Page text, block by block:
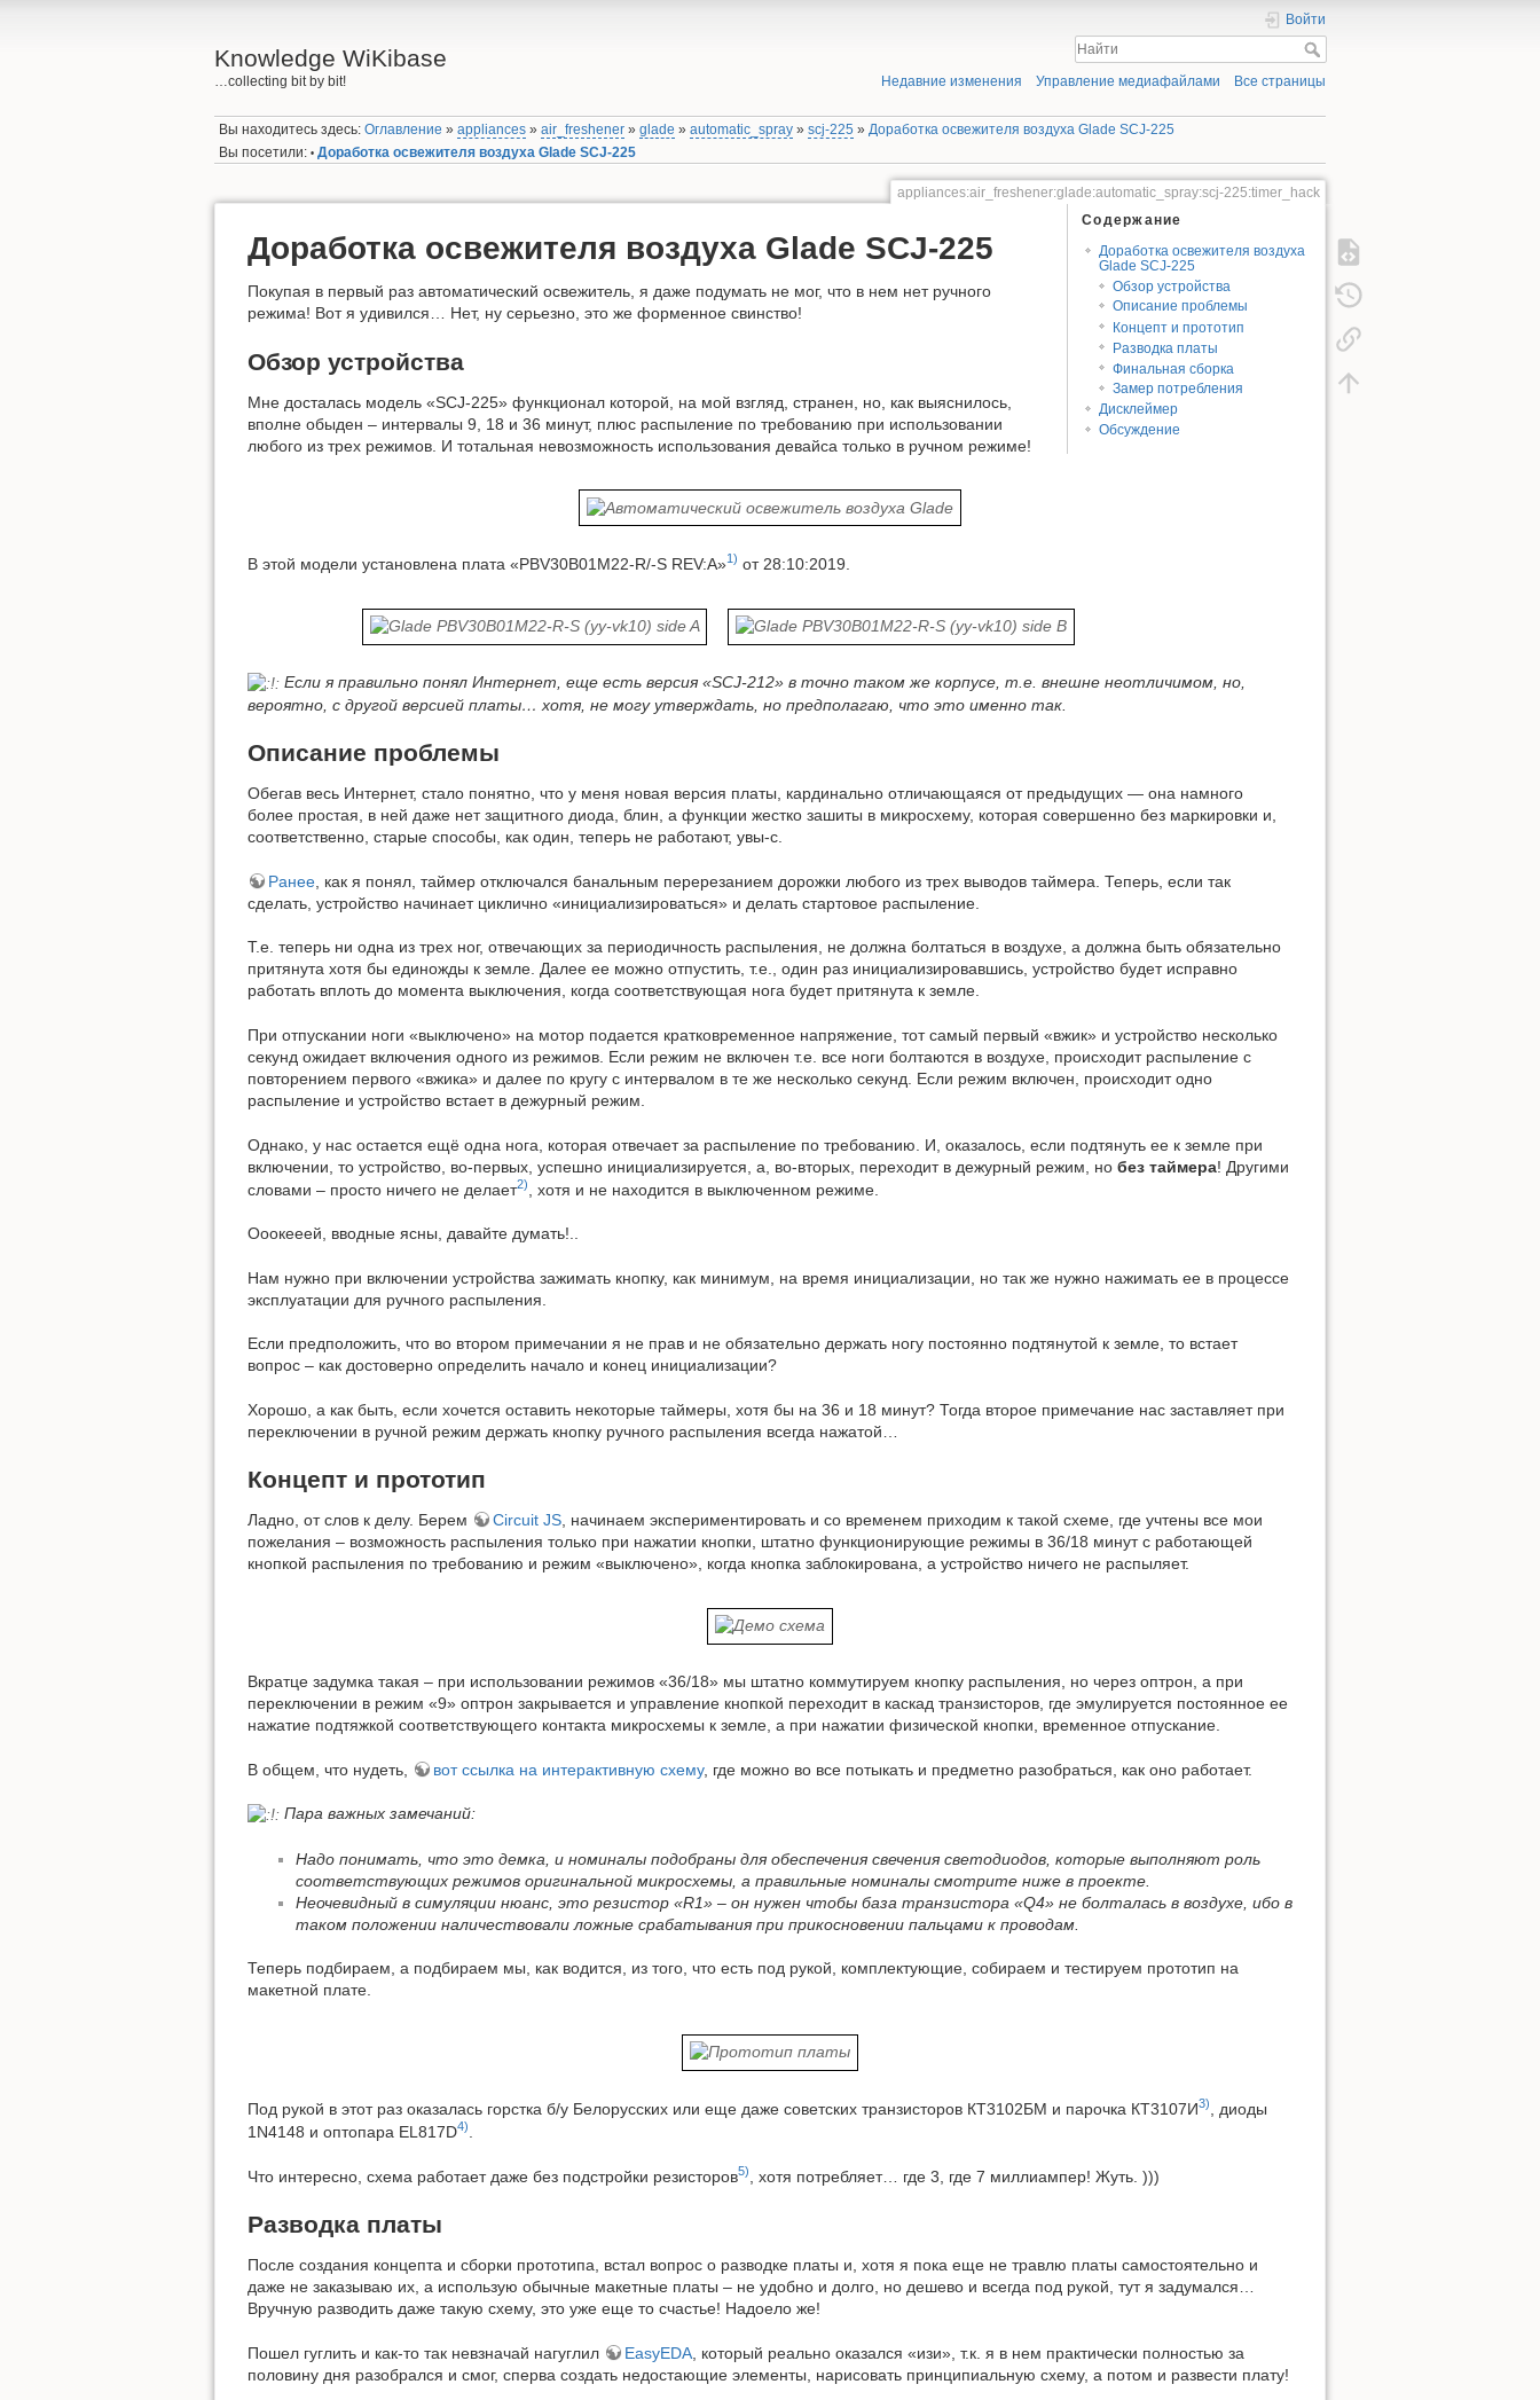
Knowledge WiKibase
…collecting bit by bit!
Войти
Недавние изменения Управление медиафайлами Все страницы
Вы находитесь здесь:Оглавление »appliances »air_freshener »glade »automatic_spray »scj-225 » Доработка освежителя воздуха Glade SCJ-225
Вы посетили: • Доработка освежителя воздуха Glade SCJ-225
appliances:air_freshener:glade:automatic_spray:scj-225:timer_hack
Содержание
Доработка освежителя воздуха
Glade SCJ-225
Обзор устройства
Описание проблемы
Концепт и прототип
Разводка платы
Финальная сборка
Замер потребления
Дисклеймер
Обсуждение
Доработка освежителя воздуха Glade SCJ-225
Покупая в первый раз автоматический освежитель, я даже подумать не мог, что в нем нет ручного
режима! Вот я удивился… Нет, ну серьезно, это же форменное свинство!
Обзор устройства
Мне досталась модель «SCJ-225» функционал которой, на мой взгляд, странен, но, как выяснилось,
вполне обыден – интервалы 9, 18 и 36 минут, плюс распыление по требованию при использовании
любого из трех режимов. И тотальная невозможность использования девайса только в ручном режиме!
В этой модели установлена плата «PBV30B01M22-R/-S REV:A»1) от 28:10:2019.
Если я правильно понял Интернет, еще есть версия «SCJ-212» в точно таком же корпусе, т.е. внешне неотличимом, но,
вероятно, с другой версией платы… хотя, не могу утверждать, но предполагаю, что это именно так.
Описание проблемы
Обегав весь Интернет, стало понятно, что у меня новая версия платы, кардинально отличающаяся от предыдущих — она намного
более простая, в ней даже нет защитного диода, блин, а функции жестко зашиты в микросхему, которая совершенно без маркировки и,
соответственно, старые способы, как один, теперь не работают, увы-с.
Ранее , как я понял, таймер отключался банальным перерезанием дорожки любого из трех выводов таймера. Теперь, если так
сделать, устройство начинает циклично «инициализироваться» и делать стартовое распыление.
Т.е. теперь ни одна из трех ног, отвечающих за периодичность распыления, не должна болтаться в воздухе, а должна быть обязательно
притянута хотя бы единожды к земле. Далее ее можно отпустить, т.е., один раз инициализировавшись, устройство будет исправно
работать вплоть до момента выключения, когда соответствующая нога будет притянута к земле.
При отпускании ноги «выключено» на мотор подается кратковременное напряжение, тот самый первый «вжик» и устройство несколько
секунд ожидает включения одного из режимов. Если режим не включен т.е. все ноги болтаются в воздухе, происходит распыление с
повторением первого «вжика» и далее по кругу с интервалом в те же несколько секунд. Если режим включен, происходит одно
распыление и устройство встает в дежурный режим.
Однако, у нас остается ещё одна нога, которая отвечает за распыление по требованию. И, оказалось, если подтянуть ее к земле при
включении, то устройство, во-первых, успешно инициализируется, а, во-вторых, переходит в дежурный режим, но без таймера! Другими
словами – просто ничего не делает2) , хотя и не находится в выключенном режиме.
Ооокееей, вводные ясны, давайте думать!..
Нам нужно при включении устройства зажимать кнопку, как минимум, на время инициализации, но так же нужно нажимать ее в процессе
эксплуатации для ручного распыления.
Если предположить, что во втором примечании я не прав и не обязательно держать ногу постоянно подтянутой к земле, то встает
вопрос – как достоверно определить начало и конец инициализации?
Хорошо, а как быть, если хочется оставить некоторые таймеры, хотя бы на 36 и 18 минут? Тогда второе примечание нас заставляет при
переключении в ручной режим держать кнопку ручного распыления всегда нажатой…
Концепт и прототип
Ладно, от слов к делу. Берем Circuit JS, начинаем экспериментировать и со временем приходим к такой схеме, где учтены все мои
пожелания – возможность распыления только при нажатии кнопки, штатно функционирующие режимы в 36/18 минут с работающей
кнопкой распыления по требованию и режим «выключено», когда кнопка заблокирована, а устройство ничего не распыляет.
Вкратце задумка такая – при использовании режимов «36/18» мы штатно коммутируем кнопку распыления, но через оптрон, а при
переключении в режим «9» оптрон закрывается и управление кнопкой переходит в каскад транзисторов, где эмулируется постоянное ее
нажатие подтяжкой соответствующего контакта микросхемы к земле, а при нажатии физической кнопки, временное отпускание.
В общем, что нудеть, вот ссылка на интерактивную схему, где можно во все потыкать и предметно разобраться, как оно работает.
Пара важных замечаний:
Надо понимать, что это демка, и номиналы подобраны для обеспечения свечения светодиодов, которые выполняют роль
соответствующих режимов оригинальной микросхемы, а правильные номиналы смотрите ниже в проекте.
Неочевидный в симуляции нюанс, это резистор «R1» – он нужен чтобы база транзистора «Q4» не болталась в воздухе, ибо в
таком положении наличествовали ложные срабатывания при прикосновении пальцами к проводам.
Теперь подбираем, а подбираем мы, как водится, из того, что есть под рукой, комплектующие, собираем и тестируем прототип на
макетной плате.
Под рукой в этот раз оказалась горстка б/у Белорусских или еще даже советских транзисторов КТ3102БМ и парочка КТ3107И3)
, диоды
1N4148 и оптопара EL817D4)
Что интересно, схема работает даже без подстройки резисторов5) , хотя потребляет… где 3, где 7 миллиампер! Жуть. )))
Разводка платы
После создания концепта и сборки прототипа, встал вопрос о разводке платы и, хотя я пока еще не травлю платы самостоятельно и
даже не заказываю их, а использую обычные макетные платы – не удобно и долго, но дешево и всегда под рукой, тут я задумался…
Вручную разводить даже такую схему, это уже еще то счастье! Надоело же!
Пошел гуглить и как-то так невзначай нагуглил EasyEDA , который реально оказался «изи», т.к. я в нем практически полностью за
половину дня разобрался и смог, сперва создать недостающие элементы, нарисовать принципиальную схему, а потом и развести плату!